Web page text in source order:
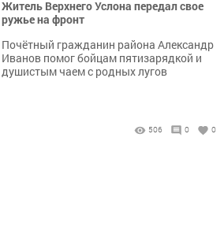
Житель Верхнего Услона передал свое
ружье на фронт
Почётный гражданин района Александр
Иванов помог бойцам пятизарядкой и
душистым чаем с родных лугов
506 0 0